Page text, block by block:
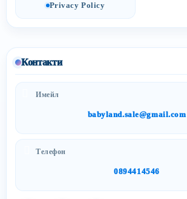
Privacy Policy
Контакти
Имейл
babyland.sale@gmail.com
Телефон
0894414546